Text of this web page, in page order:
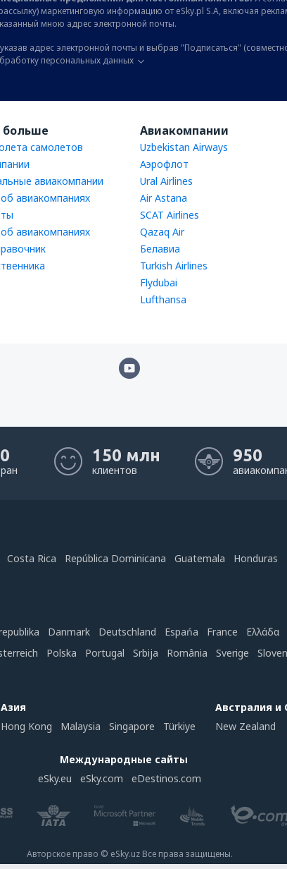
маркетинговую информацию от eSky.pl S.A, включая
мною адрес электронной почты.
адрес электронной почты и выбрав "Подписаться"
персональных данных
больше
самолетов
авиакомпании
авиакомпаниях
авиакомпаниях
Авиакомпании
Uzbekistan Airways
Аэрофлот
Ural Airlines
Air Astana
SCAT Airlines
Qazaq Air
Белавиа
Turkish Airlines
Flydubai
Lufthansa
150 млн
клиентов
950
Costa Rica República Dominicana Guatemala Honduras
Danmark Deutschland Espańa France
Ελλάδα
Polska Portugal Srbija România Sverige
Азия
Hong Kong
Malaysia Singapore Türkiye
Австралия и
New Zealand
Международные сайты
eSky.eu
eSky.com eDestinos.com
Авторское право © eSky.uz Все права защищены.